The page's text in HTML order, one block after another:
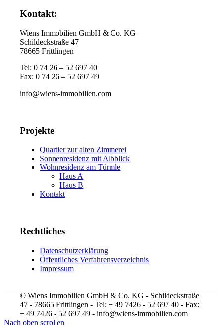
Kontakt:
Wiens Immobilien GmbH & Co. KG
Schildeckstraße 47
78665 Frittlingen
Tel: 0 74 26 – 52 697 40
Fax: 0 74 26 – 52 697 49
info@wiens-immobilien.com
Projekte
Quartier zur alten Zimmerei
Sonnenresidenz mit Albblick
Wohnresidenz am Türmle
Haus A
Haus B
Kontakt
Rechtliches
Datenschutzerklärung
Öffentliches Verfahrensverzeichnis
Impressum
© Wiens Immobilien GmbH & Co. KG - Schildeckstraße
47 - 78665 Frittlingen - Tel: + 49 7426 - 52 697 40 - Fax:
+ 49 7426 - 52 697 49 - info@wiens-immobilien.com
Nach oben scrollen